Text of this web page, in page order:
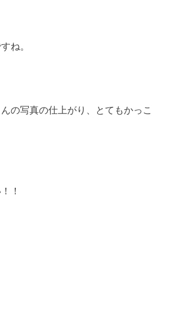
ね。
の写真の仕上がり、とてもかっこ
！